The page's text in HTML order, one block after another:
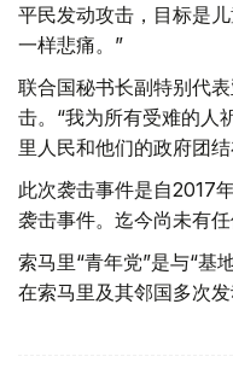
平民发动攻击，目标是
一样悲痛。”
联合国秘书长副特别代
击。“我为所有受难的人
里人民和他们的政府团结
此次袭击事件是自2017
袭击事件。迄今尚未有
索马里“青年党”是与“基
在索马里及其邻国多次发